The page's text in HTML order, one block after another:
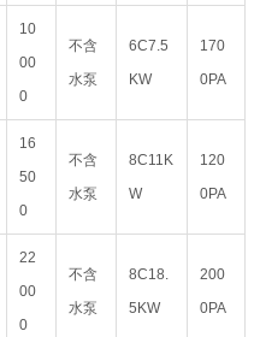
10
00
0
不含
水泵
6C7.5
KW
170
0PA
16
50
0
不含
水泵
8C11K
W
120
0PA
22
00
0
不含
水泵
8C18.
5KW
200
0PA